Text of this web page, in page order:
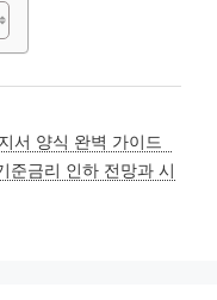
서 양식 완벽 가이드
준금리 인하 전망과 시